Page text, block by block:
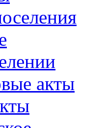
акты